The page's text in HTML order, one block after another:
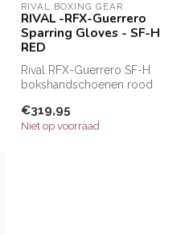
RIVAL BOXING GEAR
RIVAL -RFX-Guerrero
Sparring Gloves - SF-H
RED
Rival RFX-Guerrero SF-H
bokshandschoenen rood
schuim + ...
€319,95
Niet op voorraad